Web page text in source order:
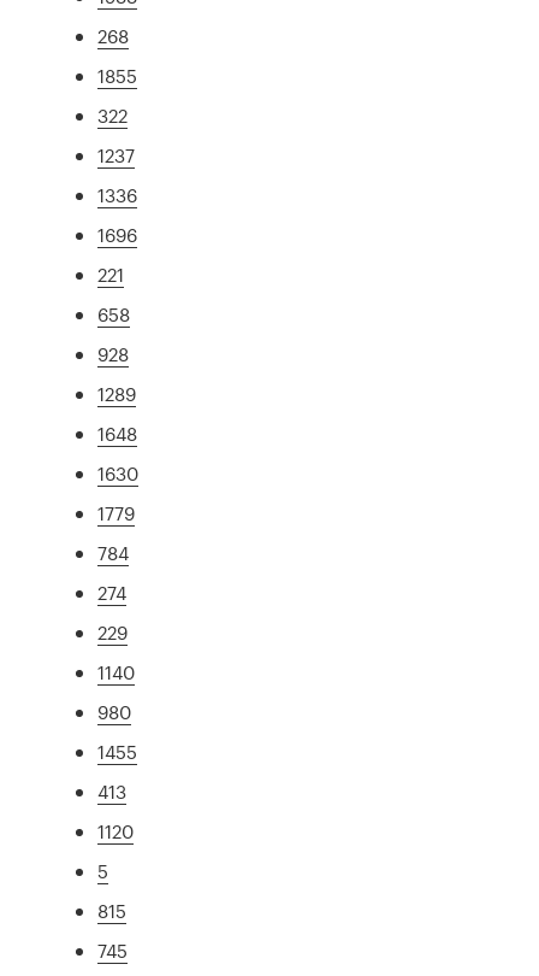
268
1855
322
1237
1336
1696
221
658
928
1289
1648
1630
1779
784
274
229
1140
980
1455
413
1120
5
815
745